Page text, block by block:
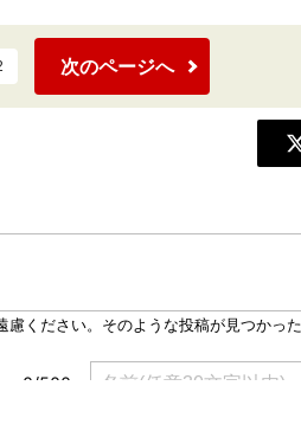
次のページへ